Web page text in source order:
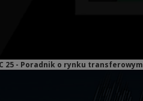
25 - Poradnik o rynku transferowym